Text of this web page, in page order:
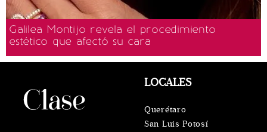
Galilea Montijo revela el procedimiento
estético que afectó su cara
LOCALES
Querétaro
San Luis Potosí